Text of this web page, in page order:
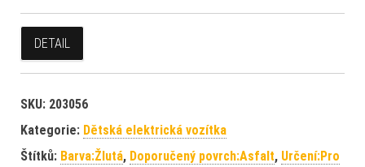
DETAIL
SKU: 203056
Kategorie: Dětská elektrická vozítka
Štítků: Barva:Žlutá, Doporučený povrch:Asfalt, Určení:Pro